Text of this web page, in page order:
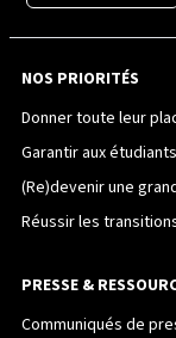
NOS PRIORITÉS
Donner toute leur
Garantir aux
(Re)devenir une
Réussir les
PRESSE &
Communiqués de